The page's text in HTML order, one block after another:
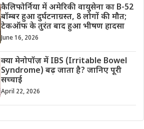
कैलिफोर्निया में अमेरिकी वायुसेना का B-52
बॉम्बर हुआ दुर्घटनाग्रस्त, 8 लोगों की मौत;
टेकऑफ के तुरंत बाद हुआ भीषण हादसा
June 16, 2026
क्या मेनोपॉज़ में IBS (Irritable Bowel
Syndrome) बढ़ जाता है? जानिए पूरी
सच्चाई
April 22, 2026